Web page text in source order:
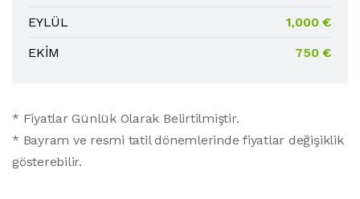
EYLÜL
1,000 €
EKİM
750 €
* Fiyatlar Günlük Olarak Belirtilmiştir.
* Bayram ve resmi tatil dönemlerinde fiyatlar değişiklik
gösterebilir.